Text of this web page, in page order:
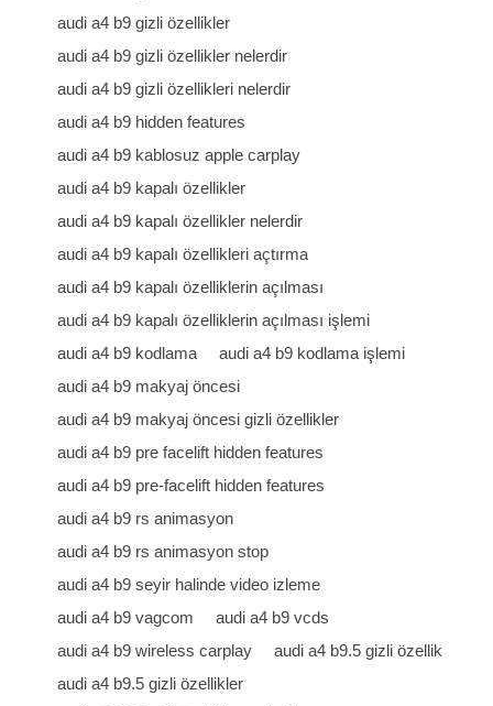
audi a4 b9 gizli özellikler
audi a4 b9 gizli özellikler nelerdir
audi a4 b9 gizli özellikleri nelerdir
audi a4 b9 hidden features
audi a4 b9 kablosuz apple carplay
audi a4 b9 kapalı özellikler
audi a4 b9 kapalı özellikler nelerdir
audi a4 b9 kapalı özellikleri açtırma
audi a4 b9 kapalı özelliklerin açılması
audi a4 b9 kapalı özelliklerin açılması işlemi
audi a4 b9 kodlama
audi a4 b9 kodlama işlemi
audi a4 b9 makyaj öncesi
audi a4 b9 makyaj öncesi gizli özellikler
audi a4 b9 pre facelift hidden features
audi a4 b9 pre-facelift hidden features
audi a4 b9 rs animasyon
audi a4 b9 rs animasyon stop
audi a4 b9 seyir halinde video izleme
audi a4 b9 vagcom
audi a4 b9 vcds
audi a4 b9 wireless carplay
audi a4 b9.5 gizli özellik
audi a4 b9.5 gizli özellikler